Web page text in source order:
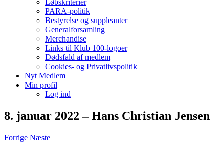
Løbskriterier
PARA-politik
Bestyrelse og suppleanter
Generalforsamling
Merchandise
Links til Klub 100-logoer
Dødsfald af medlem
Cookies- og Privatlivspolitik
Nyt Medlem
Min profil
Log ind
8. januar 2022 – Hans Christian Jensen
Forrige Næste